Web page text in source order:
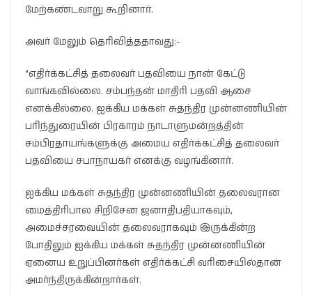
மேற்கண்டவாறு கூறினார்.
அவர் மேலும் தெரிவித்ததாவது:-
“எதிர்க்கட்சித் தலைவர் பதவியை நான் கேட்டு
வாங்கவில்லை. சம்பந்தன் மாதிரி பதவி ஆசை
எனக்கில்லை. ஐக்கிய மக்கள் சுதந்திர முன்னணியின்
பரிந்துரையின் பிரகாரம் நாடாளுமன்றத்தின்
சம்பிரதாயங்களுக்கு அமைய எதிர்க்கட்சித் தலைவர்
பதவியை சபாநாயகர் எனக்கு வழங்கினார்.
ஐக்கிய மக்கள் சுதந்திர முன்னணியின் தலைவரான
மைத்திரிபால சிறிசேன ஜனாதிபதியாகவும்,
அமைச்சரவையின் தலைவராகவும் இருக்கின்ற
போதிலும் ஐக்கிய மக்கள் சுதந்திர முன்னணியின்
ஏனைய உறுப்பினர்கள் எதிர்க்கட்சி வரிசையில்தான்
அமர்ந்திருக்கின்றார்கள்.